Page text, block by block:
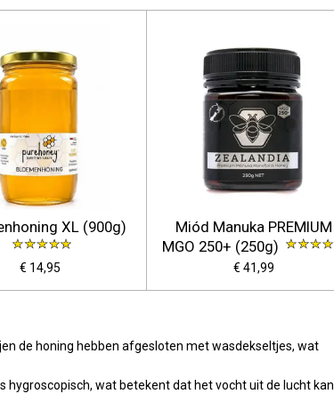
XL (900g)
€ 14,95
Miód Manuka PREMIUM
MGO 250+ (250g)
€ 41,99
de honing hebben afgesloten met wasdekseltjes, wat
wat betekent dat het vocht uit de lucht kan